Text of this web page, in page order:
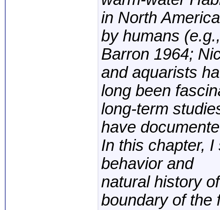
in North
by humans (e.g.,
Barron 1964;
and aquarists
long been
long-term
have
In this chapter,
behavior and
natural history
boundary of the